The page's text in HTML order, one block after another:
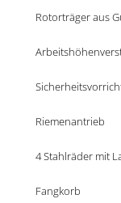
Rotorträger aus
Riemenantrieb
4 Stahlräder mit
Fangkorb